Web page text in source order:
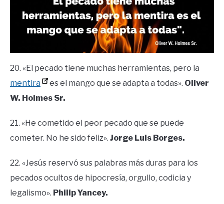
20. «El pecado tiene muchas herramientas, pero la
mentira
es el mango que se adapta a todas». Oliver
W. Holmes Sr.
21. «He cometido el peor pecado que se puede
cometer. No he sido feliz». Jorge Luis Borges.
22. «Jesús reservó sus palabras más duras para los
pecados ocultos de hipocresía, orgullo, codicia y
legalismo». Philip Yancey.